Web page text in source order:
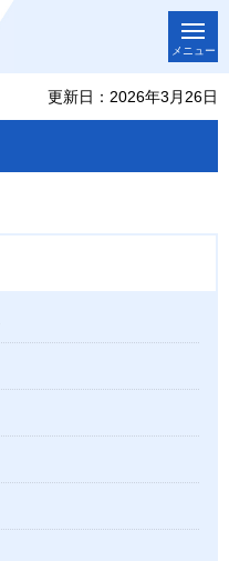
メニュー
更新日：2026年3月26日